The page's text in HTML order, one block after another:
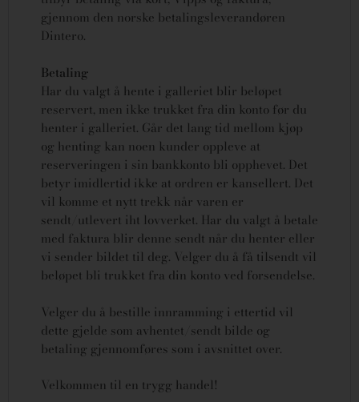
gjennom den norske betalingsleverandøren
Dintero.
Betaling
Har du valgt å hente i galleriet blir beløpet
reservert, men ikke trukket fra din konto før du
henter i galleriet. Går det lang tid mellom kjøp
og henting kan noen kunder oppleve at
reserveringen i sin bankkonto bli opphevet. Det
betyr imidlertid ikke at ordren er kansellert. Det
vil komme et nytt trekk når varen er
sendt/utlevert iht lovverket. Har du valgt å betale
med faktura blir denne sendt når du henter eller
vi sender bildet til deg. Velger du å få tilsendt vil
beløpet bli trukket fra din konto ved forsendelse.
Velger du å bestille innramming i ettertid vil
dette gjelde som avhentet/sendt bilde og
betaling gjennomføres som i avsnittet over.
Velkommen til en trygg handel!